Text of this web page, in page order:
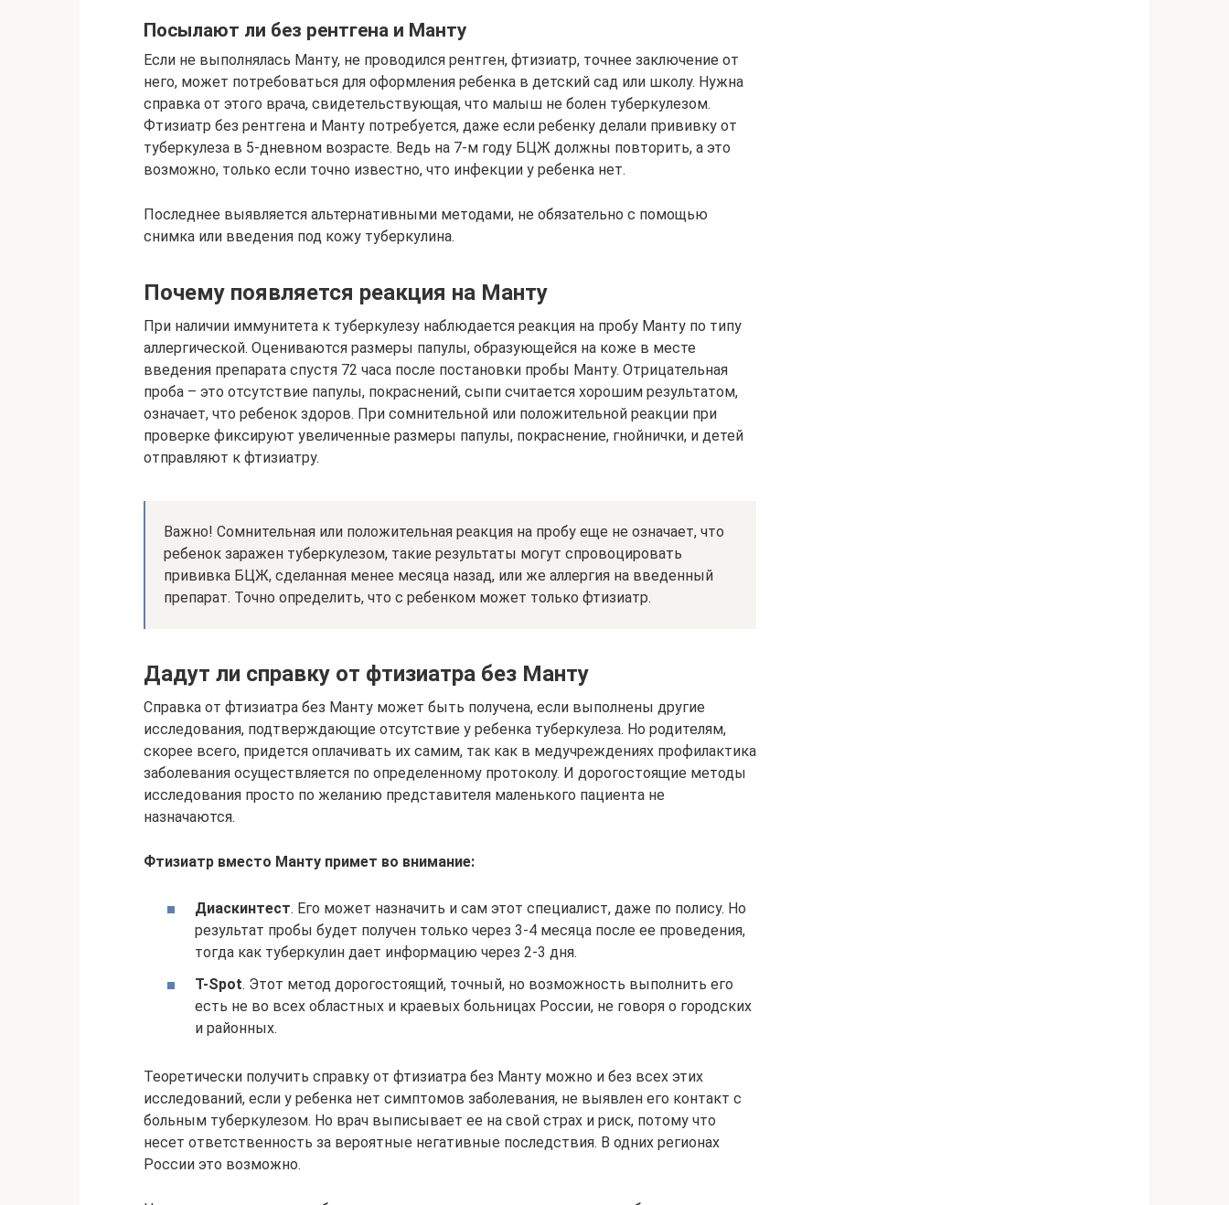
Посылают ли без рентгена и Манту
Если не выполнялась Манту, не проводился рентген, фтизиатр, точнее заключение от
него, может потребоваться для оформления ребенка в детский сад или школу. Нужна
справка от этого врача, свидетельствующая, что малыш не болен туберкулезом.
Фтизиатр без рентгена и Манту потребуется, даже если ребенку делали прививку от
туберкулеза в 5-дневном возрасте. Ведь на 7-м году БЦЖ должны повторить, а это
возможно, только если точно известно, что инфекции у ребенка нет.
Последнее выявляется альтернативными методами, не обязательно с помощью
снимка или введения под кожу туберкулина.
Почему появляется реакция на Манту
При наличии иммунитета к туберкулезу наблюдается реакция на пробу Манту по типу
аллергической. Оцениваются размеры папулы, образующейся на коже в месте
введения препарата спустя 72 часа после постановки пробы Манту. Отрицательная
проба – это отсутствие папулы, покраснений, сыпи считается хорошим результатом,
означает, что ребенок здоров. При сомнительной или положительной реакции при
проверке фиксируют увеличенные размеры папулы, покраснение, гнойнички, и детей
отправляют к фтизиатру.
Важно! Сомнительная или положительная реакция на пробу еще не означает, что
ребенок заражен туберкулезом, такие результаты могут спровоцировать
прививка БЦЖ, сделанная менее месяца назад, или же аллергия на введенный
препарат. Точно определить, что с ребенком может только фтизиатр.
Дадут ли справку от фтизиатра без Манту
Справка от фтизиатра без Манту может быть получена, если выполнены другие
исследования, подтверждающие отсутствие у ребенка туберкулеза. Но родителям,
скорее всего, придется оплачивать их самим, так как в медучреждениях профилактика
заболевания осуществляется по определенному протоколу. И дорогостоящие методы
исследования просто по желанию представителя маленького пациента не
назначаются.
Фтизиатр вместо Манту примет во внимание:
Диаскинтест. Его может назначить и сам этот специалист, даже по полису. Но
результат пробы будет получен только через 3-4 месяца после ее проведения,
тогда как туберкулин дает информацию через 2-3 дня.
T-Spot. Этот метод дорогостоящий, точный, но возможность выполнить его
есть не во всех областных и краевых больницах России, не говоря о городских
и районных.
Теоретически получить справку от фтизиатра без Манту можно и без всех этих
исследований, если у ребенка нет симптомов заболевания, не выявлен его контакт с
больным туберкулезом. Но врач выписывает ее на свой страх и риск, потому что
несет ответственность за вероятные негативные последствия. В одних регионах
России это возможно.